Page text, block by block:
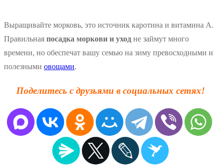
Выращивайте морковь, это источник каротина и витамина A.
Правильная посадка моркови и уход не займут много
времени, но обеспечат вашу семью на зиму превосходными и
полезными овощами.
Поделитесь с друзьями в социальных сетях!